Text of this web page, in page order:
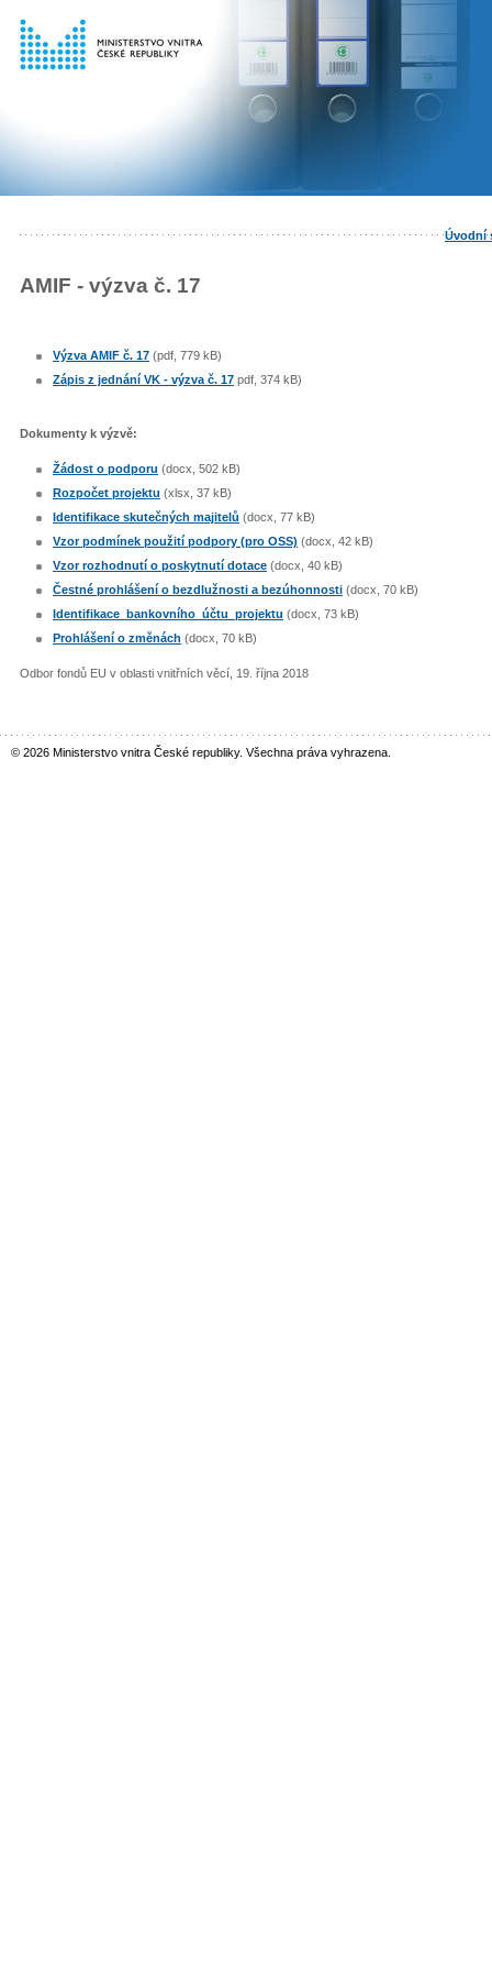
Úvodní
AMIF - výzva č. 17
Výzva AMIF č. 17 (pdf, 779 kB)
Zápis z jednání VK - výzva č. 17 pdf, 374 kB)
Dokumenty k výzvě:
Žádost o podporu (docx, 502 kB)
Rozpočet projektu (xlsx, 37 kB)
Identifikace skutečných majitelů (docx, 77 kB)
Vzor podmínek použití podpory (pro OSS) (docx, 42 kB)
Vzor rozhodnutí o poskytnutí dotace (docx, 40 kB)
Čestné prohlášení o bezdlužnosti a bezúhonnosti (docx, 70 kB)
Identifikace_bankovního_účtu_projektu (docx, 73 kB)
Prohlášení o změnách (docx, 70 kB)
Odbor fondů EU v oblasti vnitřních věcí, 19. října 2018
© 2026 Ministerstvo vnitra České republiky. Všechna práva vyhrazena.